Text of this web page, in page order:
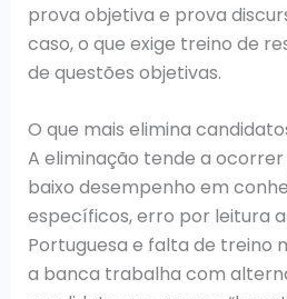
prova objetiva e prova
caso, o que exige treino de
de questões objetivas.
O que mais elimina
A eliminação tende a
baixo desempenho em
específicos, erro por leitura
Portuguesa e falta de treino
a banca trabalha com